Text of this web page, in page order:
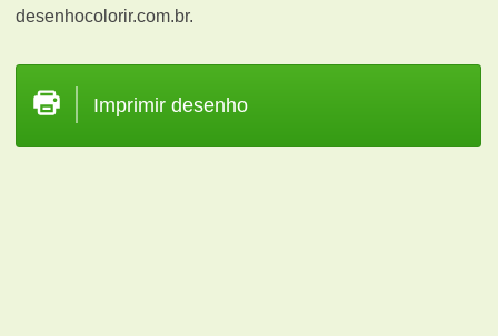
desenhocolorir.com.br.
Imprimir desenho